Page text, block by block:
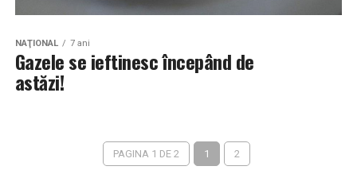
NAŢIONAL 7 ani
Gazele se ieftinesc începând de
astăzi!
PAGINA 1 DE 2 1 2